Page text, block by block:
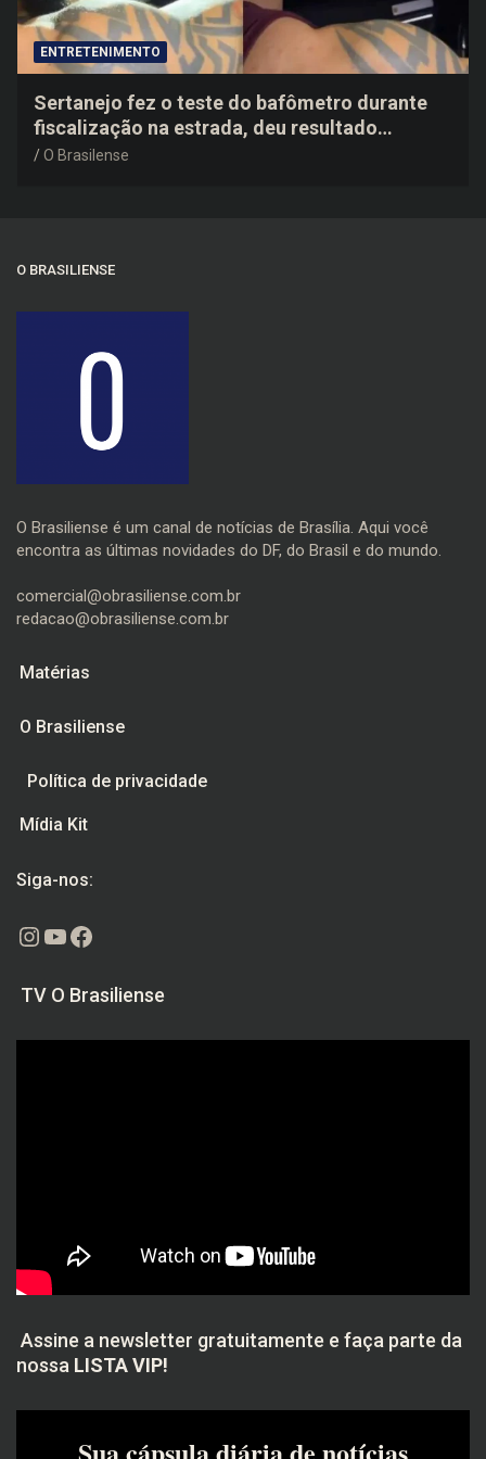
ENTRETENIMENTO
Sertanejo fez o teste do bafômetro durante
fiscalização na estrada, deu resultado
negativo e elogiou o trabalho dos agentes de
O Brasilense
O BRASILIENSE
O Brasiliense é um canal de notícias de Brasília. Aqui você
encontra as últimas novidades do DF, do Brasil e do mundo.
comercial@obrasiliense.com.br
redacao@obrasiliense.com.br
Matérias
O Brasiliense
Política de privacidade
Mídia Kit
Siga-nos:
Instagram
Youtube
Facebook
TV O Brasiliense
Assine a newsletter gratuitamente e faça parte da
nossa LISTA VIP!